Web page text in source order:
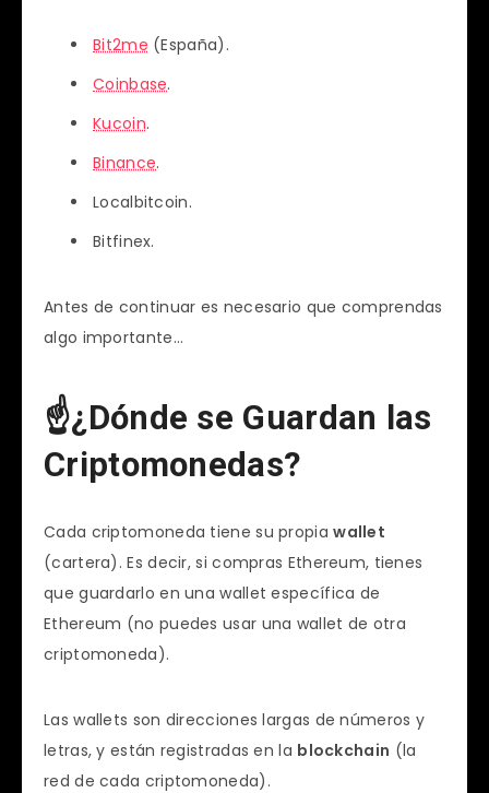
Bit2me (España).
Coinbase.
Kucoin.
Binance.
Localbitcoin.
Bitfinex.
Antes de continuar es necesario que comprendas
algo importante…
☝¿Dónde se Guardan las
Criptomonedas?
Cada criptomoneda tiene su propiawallet
(cartera). Es decir, si compras Ethereum, tienes
que guardarlo en una wallet específica de
Ethereum (no puedes usar una wallet de otra
criptomoneda).
Las wallets son direcciones largas de números y
letras, y están registradas en la blockchain (la
red de cada criptomoneda).